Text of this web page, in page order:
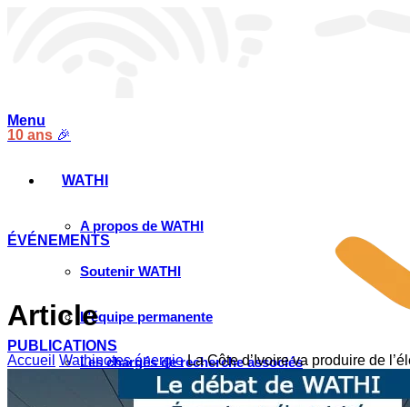
10 ans 🎉
ÉVÉNEMENTS
PUBLICATIONS
Menu
WATHI
A propos de WATHI
Soutenir WATHI
L’équipe permanente
Les chargés de recherche associés
Article
Accueil Wathinotes énergie La Côte d’Ivoire va produire de